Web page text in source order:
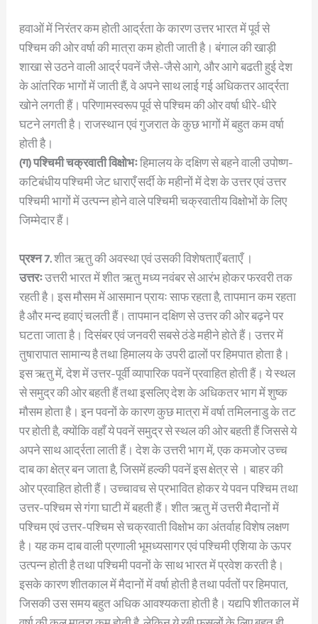
हवाओं में निरंतर कम होती आर्द्रता के कारण उत्तर भारत में पूर्व से
पश्चिम की ओर वर्षा की मात्रा कम होती जाती है। बंगाल की खाड़ी
शाखा से उठने वाली आर्द्र पवनें जैसे-जैसे आगे, और आगे बढती हुई देश
के आंतरिक भागों में जाती हैं, वे अपने साथ लाई गई अधिकतर आर्द्रता
खोने लगती हैं। परिणामस्वरूप पूर्व से पश्चिम की ओर वर्षा धीरे-धीरे
घटने लगती है। राजस्थान एवं गुजरात के कुछ भागों में बहुत कम वर्षा
होती है।
(ग) पश्चिमी चक्रवाती विक्षोभःहिमालय के दक्षिण से बहने वाली उपोष्ण-
कटिबंधीय पश्चिमी जेट धाराएँ सर्दी के महीनों में देश के उत्तर एवं उत्तर
पश्चिमी भागों में उत्पन्न होने वाले पश्चिमी चक्रवातीय विक्षोभों के लिए
जिम्मेदार हैं।
प्रश्न 7.शीत ऋतु की अवस्था एवं उसकी विशेषताएँ बताएँ ।
उत्तरःउत्तरी भारत में शीत ऋतु मध्य नवंबर से आरंभ होकर फरवरी तक
रहती है। इस मौसम में आसमान प्रायः साफ रहता है, तापमान कम रहता
है और मन्द हवाएं चलती हैं। तापमान दक्षिण से उत्तर की ओर बढ़ने पर
घटता जाता है। दिसंबर एवं जनवरी सबसे ठंडे महीने होते हैं। उत्तर में
तुषारापात सामान्य है तथा हिमालय के उपरी ढालों पर हिमपात होता है।
इस ऋतु में, देश में उत्तर-पूर्वी व्यापारिक पवनें प्रवाहित होती हैं। ये स्थल
से समुद्र की ओर बहती हैं तथा इसलिए देश के अधिकतर भाग में शुष्क
मौसम होता है। इन पवनों के कारण कुछ मात्रा में वर्षा तमिलनाडु के तट
पर होती है, क्योंकि वहाँ ये पवनें समुद्र से स्थल की ओर बहती हैं जिससे ये
अपने साथ आर्द्रता लाती हैं। देश के उत्तरी भाग में, एक कमजोर उच्च
दाब का क्षेत्र बन जाता है, जिसमें हल्की पवनें इस क्षेत्र से । बाहर की
ओर प्रवाहित होती हैं। उच्चावच से प्रभावित होकर ये पवन पश्चिम तथा
उत्तर-पश्चिम से गंगा घाटी में बहती हैं। शीत ऋतु में उत्तरी मैदानों में
पश्चिम एवं उत्तर-पश्चिम से चक्रवाती विक्षोभ का अंतर्वाह विशेष लक्षण
है। यह कम दाब वाली प्रणाली भूमध्यसागर एवं पश्चिमी एशिया के ऊपर
उत्पन्न होती है तथा पश्चिमी पवनों के साथ भारत में प्रवेश करती है।
इसके कारण शीतकाल में मैदानों में वर्षा होती है तथा पर्वतों पर हिमपात,
जिसकी उस समय बहुत अधिक आवश्यकता होती है। यद्यपि शीतकाल में